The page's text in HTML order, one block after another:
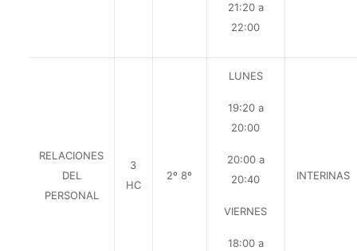
21:20 a
22:00
RELACIONES
DEL
PERSONAL
3
HC
2º 8º
LUNES
19:20 a
20:00
20:00 a
20:40
VIERNES
18:00 a
INTERINAS